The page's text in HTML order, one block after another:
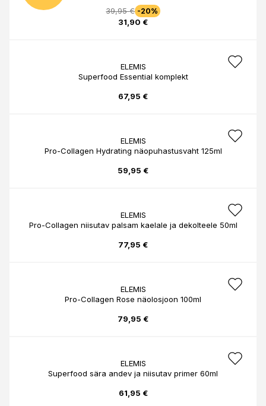
39,95 € -20%
31,90 €
ELEMIS
Superfood Essential komplekt
67,95 €
ELEMIS
Pro-Collagen Hydrating näopuhastusvaht 125ml
59,95 €
ELEMIS
Pro-Collagen niisutav palsam kaelale ja dekolteele 50ml
77,95 €
ELEMIS
Pro-Collagen Rose näolosjoon 100ml
79,95 €
ELEMIS
Superfood sära andev ja niisutav primer 60ml
61,95 €